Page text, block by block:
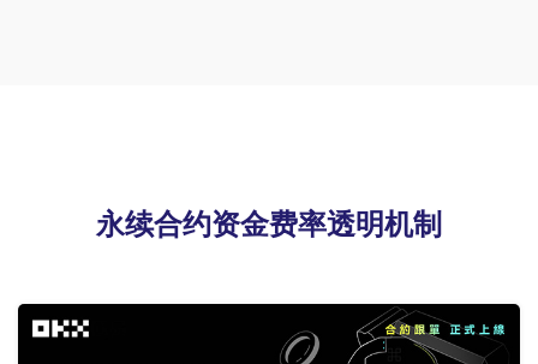
永续合约资金费率透明机制